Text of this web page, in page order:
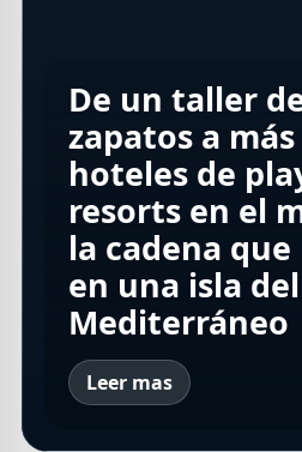
Efemérides del
agosto
El pueblo
bonaerense
fiesta de
chocolate
termas para
escaparse el
semana
El joven
llegó a
vender vidrios
la tienda
grande de los
nórdicos
De un taller
zapatos a más
hoteles de
resorts en el
la cadena que
en una isla del
Mediterráneo
Leer mas